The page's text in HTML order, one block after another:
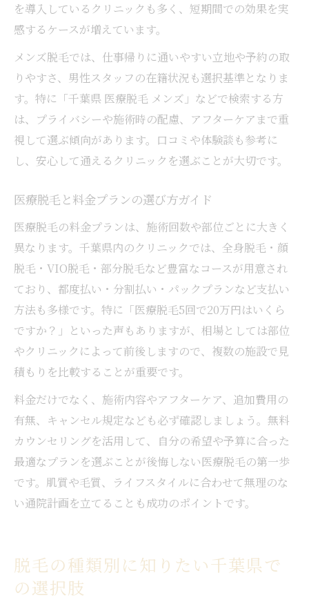
を導入しているクリニックも多く、短期間での効果を実
感するケースが増えています。
メンズ脱毛では、仕事帰りに通いやすい立地や予約の取
りやすさ、男性スタッフの在籍状況も選択基準となりま
す。特に「千葉県 医療脱毛 メンズ」などで検索する方
は、プライバシーや施術時の配慮、アフターケアまで重
視して選ぶ傾向があります。口コミや体験談も参考に
し、安心して通えるクリニックを選ぶことが大切です。
医療脱毛と料金プランの選び方ガイド
医療脱毛の料金プランは、施術回数や部位ごとに大きく
異なります。千葉県内のクリニックでは、全身脱毛・顔
脱毛・VIO脱毛・部分脱毛など豊富なコースが用意され
ており、都度払い・分割払い・パックプランなど支払い
方法も多様です。特に「医療脱毛5回で20万円はいくら
ですか？」といった声もありますが、相場としては部位
やクリニックによって前後しますので、複数の施設で見
積もりを比較することが重要です。
料金だけでなく、施術内容やアフターケア、追加費用の
有無、キャンセル規定なども必ず確認しましょう。無料
カウンセリングを活用して、自分の希望や予算に合った
最適なプランを選ぶことが後悔しない医療脱毛の第一歩
です。肌質や毛質、ライフスタイルに合わせて無理のな
い通院計画を立てることも成功のポイントです。
脱毛の種類別に知りたい千葉県で
の選択肢